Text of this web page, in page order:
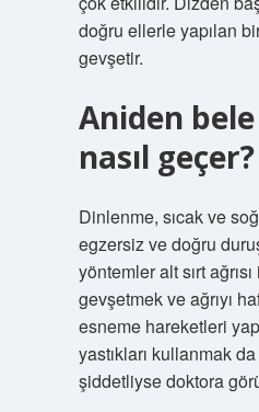
doğru ellerle yapılan
gevşetir.
Aniden
nasıl geçer?
Dinlenme, sıcak ve
egzersiz ve doğru
yöntemler alt sırt
gevşetmek ve ağrıyı
esneme hareketleri
yastıkları kullanmak da
şiddetliyse doktora